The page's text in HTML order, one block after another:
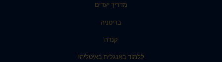
מדריך יעדים
בריטניה
קנדה
ללמוד באנגלית באיטליה!